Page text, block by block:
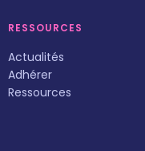
RESSOURCES
Actualités
Adhérer
Ressources